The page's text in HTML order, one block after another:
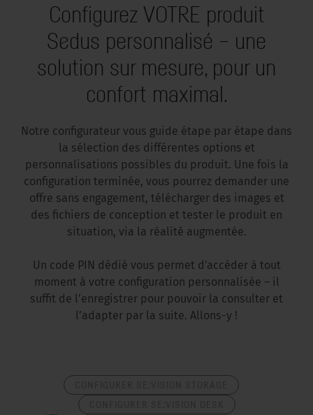
Configurez VOTRE produit
Sedus personnalisé – une
solution sur mesure, pour un
confort maximal.
Notre configurateur vous guide étape par étape dans
la sélection des différentes options et
personnalisations possibles du produit. Une fois la
configuration terminée, vous pourrez demander une
offre sans engagement, télécharger des images et
des fichiers de conception et tester le produit en
situation, via la réalité augmentée.
Un code PIN dédié vous permet d'accéder à tout
moment à votre configuration personnalisée – il
suffit de l’enregistrer pour pouvoir la consulter et
l’adapter par la suite. Allons-y !